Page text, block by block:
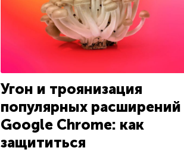
Угон и троянизация
популярных расширений
Google Chrome: как
защититься